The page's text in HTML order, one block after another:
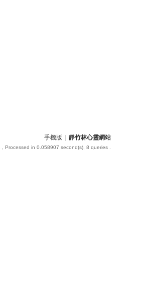
手機版 靜竹林心靈網站
, Processed in 0.058907 second(s), 8 queries .